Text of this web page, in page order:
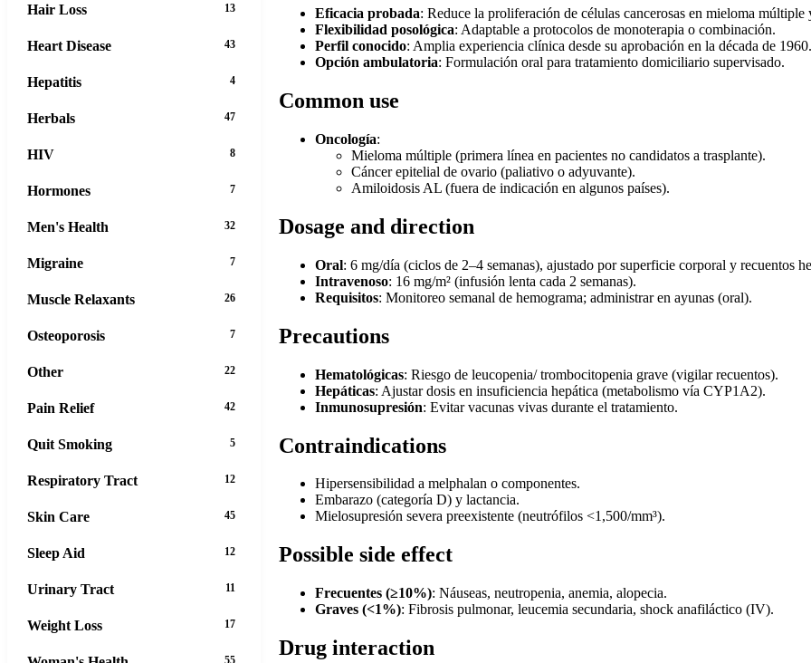
Eficacia probada: Reduce la proliferación de células cancerosas en mieloma múltiple
Flexibilidad posológica: Adaptable a protocolos de monoterapia o combinación.
Perfil conocido: Amplia experiencia clínica desde su aprobación en la década de 1960.
Opción ambulatoria: Formulación oral para tratamiento domiciliario supervisado.
Common use
Oncología:
Mieloma múltiple (primera línea en pacientes no candidatos a trasplante).
Cáncer epitelial de ovario (paliativo o adyuvante).
Amiloidosis AL (fuera de indicación en algunos países).
Dosage and direction
Oral: 6 mg/día (ciclos de 2–4 semanas), ajustado por superficie corporal y recuentos
Intravenoso: 16 mg/m² (infusión lenta cada 2 semanas).
Requisitos: Monitoreo semanal de hemograma; administrar en ayunas (oral).
Precautions
Hematológicas: Riesgo de leucopenia/ trombocitopenia grave (vigilar recuentos).
Hepáticas: Ajustar dosis en insuficiencia hepática (metabolismo vía CYP1A2).
Inmunosupresión: Evitar vacunas vivas durante el tratamiento.
Contraindications
Hipersensibilidad a melphalan o componentes.
Embarazo (categoría D) y lactancia.
Mielosupresión severa preexistente (neutrófilos <1,500/mm³).
Possible side effect
Frecuentes (≥10%): Náuseas, neutropenia, anemia, alopecia.
Graves (<1%): Fibrosis pulmonar, leucemia secundaria, shock anafiláctico (IV).
Drug interaction
Hair Loss 13
Heart Disease 43
Hepatitis 4
Herbals 47
HIV 8
Hormones 7
Men's Health 32
Migraine 7
Muscle Relaxants 26
Osteoporosis 7
Other 22
Pain Relief 42
Quit Smoking 5
Respiratory Tract 12
Skin Care 45
Sleep Aid 12
Urinary Tract 11
Weight Loss 17
55